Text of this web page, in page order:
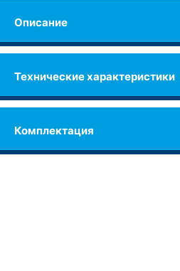
Описание
Технические характеристики
Комплектация